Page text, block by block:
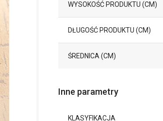
WYSOKOŚĆ PRODUKTU (CM)
DŁUGOŚĆ PRODUKTU (CM)
ŚREDNICA (CM)
Inne parametry
KLASYFIKACJA